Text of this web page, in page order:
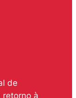
de
retorno à